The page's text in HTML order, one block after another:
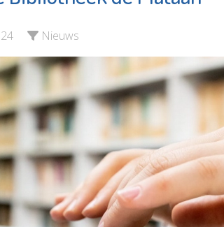
Nieuws
Bekijk de pagina